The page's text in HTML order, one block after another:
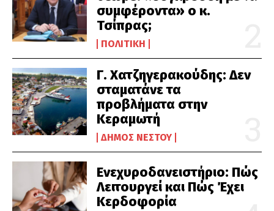
συμφέροντα» ο κ.
Τσίπρας;
ΠΟΛΙΤΙΚΉ
Γ. Χατζηγερακούδης: Δεν
σταματάνε τα
προβλήματα στην
Κεραμωτή
ΔΉΜΟΣ ΝΈΣΤΟΥ
Ενεχυροδανειστήριο: Πώς
Λειτουργεί και Πώς Έχει
Κερδοφορία